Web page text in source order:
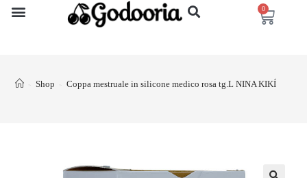
0
> Shop > Coppa mestruale in silicone medico rosa tg.L NINA KIKÍ